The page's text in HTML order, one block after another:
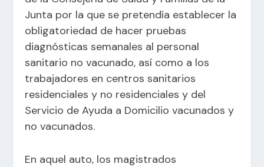
Junta por la que se pretendía establecer la
obligatoriedad de hacer pruebas
diagnósticas semanales al personal
sanitario no vacunado, así como a los
trabajadores en centros sanitarios
residenciales y no residenciales y del
Servicio de Ayuda a Domicilio vacunados y
no vacunados.
En aquel auto, los magistrados